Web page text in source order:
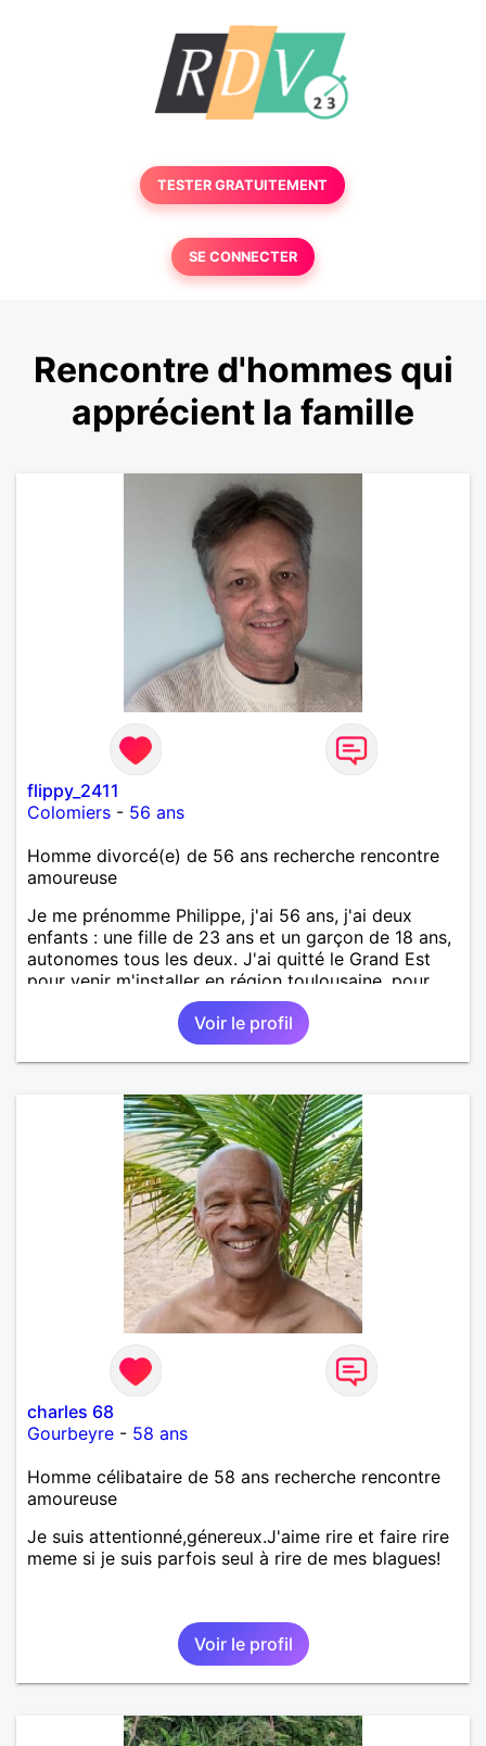
TESTER GRATUITEMENT
SE CONNECTER
Rencontre d'hommes qui
apprécient la famille
flippy_2411
Colomiers - 56 ans
Homme divorcé(e) de 56 ans recherche rencontre
amoureuse
Je me prénomme Philippe, j'ai 56 ans, j'ai deux
enfants : une fille de 23 ans et un garçon de 18 ans,
autonomes tous les deux. J'ai quitté le Grand Est
pour venir m'installer en région toulousaine, pour
des raisons professionnelles et personnelle. Séparé,
je souhaite refaire ma vie amoureuse avec une
personne ayant de belles valeurs. Sincérité,
bienveillance, respect et ouverture d'esprit sont, à
authentique pour durer sur le long terme. Si vous
vous reconnaissez dans ces quelques mots, je vous
Voir le profil
charles 68
Gourbeyre - 58 ans
Homme célibataire de 58 ans recherche rencontre
amoureuse
Je suis attentionné,génereux.J'aime rire et faire rire
meme si je suis parfois seul à rire de mes blagues!
Voir le profil